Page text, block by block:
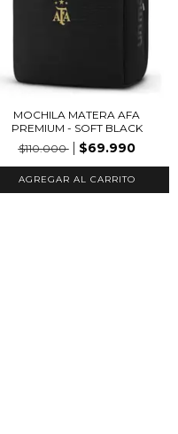
MOCHILA MATERA AFA
PREMIUM - SOFT BLACK
$110.000
$69.990